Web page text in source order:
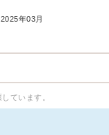
年03月
ています。